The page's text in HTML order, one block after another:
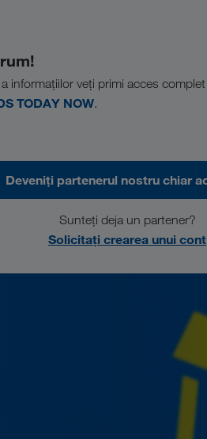
informațiilor veți primi acces
TODAY NOW.
Deveniți partenerul nostru chiar
Sunteți deja un partener?
Solicitați crearea unui cont